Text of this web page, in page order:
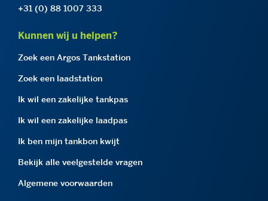
+31 (0) 88 1007 333
Kunnen wij u helpen?
Zoek een Argos Tankstation
Zoek een laadstation
Ik wil een zakelijke tankpas
Ik wil een zakelijke laadpas
Ik ben mijn tankbon kwijt
Bekijk alle veelgestelde vragen
Algemene voorwaarden